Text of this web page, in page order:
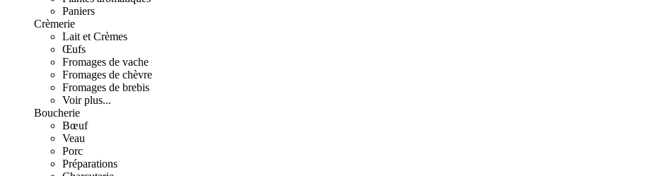
Paniers
Crèmerie
Lait et Crèmes
Œufs
Fromages de vache
Fromages de chèvre
Fromages de brebis
Voir plus...
Boucherie
Bœuf
Veau
Porc
Préparations